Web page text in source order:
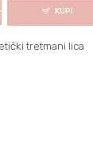
KUPI
tretmani lica